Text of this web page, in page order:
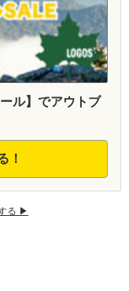
ル】でアウトブ
！
る ▶︎